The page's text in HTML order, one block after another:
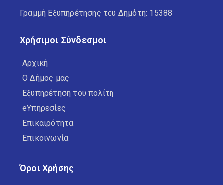
Γραμμή Εξυπηρέτησης του Δημότη: 15388
Χρήσιμοι Σύνδεσμοι
Αρχική
Ο Δήμος μας
Εξυπηρέτηση του πολίτη
eΥπηρεσίες
Επικαιρότητα
Επικοινωνία
Όροι Χρήσης